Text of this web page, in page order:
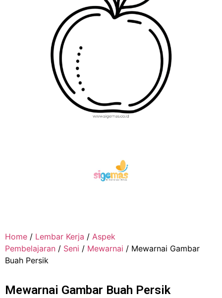
Home / Lembar Kerja / Aspek
Pembelajaran / Seni / Mewarnai / Mewarnai Gambar
Buah Persik
Mewarnai Gambar Buah Persik